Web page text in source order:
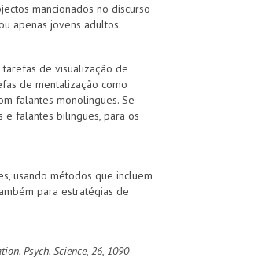
mancionados no discurso
apenas jovens adultos.
tarefas de visualização de
de mentalização como
falantes monolingues. Se
e falantes bilingues, para os
usando métodos que incluem
para estratégias de
Psych. Science, 26, 1090–